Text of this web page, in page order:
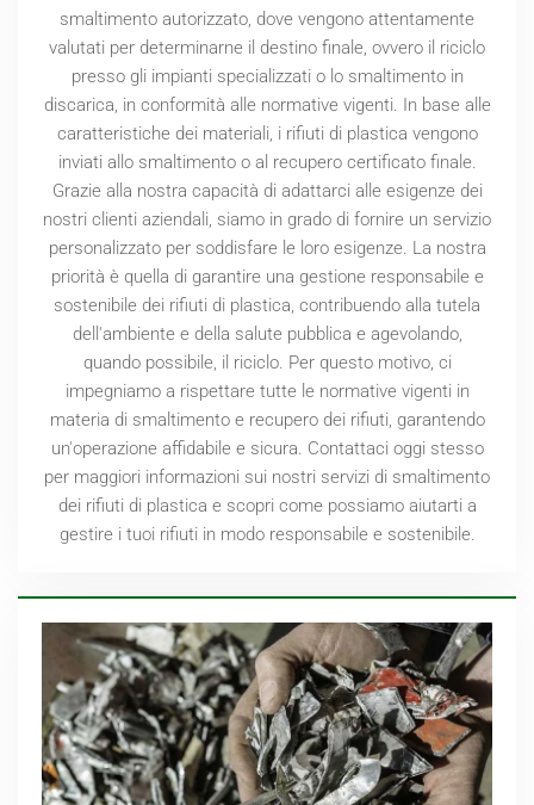
smaltimento autorizzato, dove vengono attentamente
valutati per determinarne il destino finale, ovvero il riciclo
presso gli impianti specializzati o lo smaltimento in
discarica, in conformità alle normative vigenti. In base alle
caratteristiche dei materiali, i rifiuti di plastica vengono
inviati allo smaltimento o al recupero certificato finale.
Grazie alla nostra capacità di adattarci alle esigenze dei
nostri clienti aziendali, siamo in grado di fornire un servizio
personalizzato per soddisfare le loro esigenze. La nostra
priorità è quella di garantire una gestione responsabile e
sostenibile dei rifiuti di plastica, contribuendo alla tutela
dell'ambiente e della salute pubblica e agevolando,
quando possibile, il riciclo. Per questo motivo, ci
impegniamo a rispettare tutte le normative vigenti in
materia di smaltimento e recupero dei rifiuti, garantendo
un'operazione affidabile e sicura. Contattaci oggi stesso
per maggiori informazioni sui nostri servizi di smaltimento
dei rifiuti di plastica e scopri come possiamo aiutarti a
gestire i tuoi rifiuti in modo responsabile e sostenibile.